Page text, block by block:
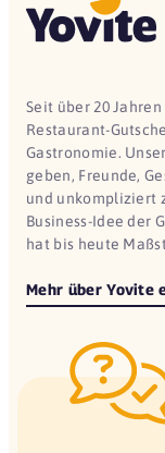
Seit über 20
Restaurant-
Gastronomie.
geben, Freunde,
und unkompliziert
Business-Idee der
hat bis heute
Mehr über Yovite